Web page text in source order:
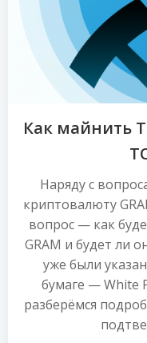
Как майнить
Наряду с
криптовалюту
вопрос — как
GRAM и будет ли
уже были
бумаге — White
разберёмся